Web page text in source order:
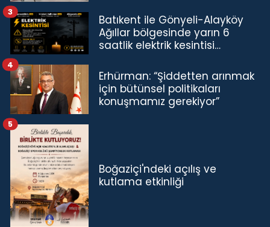
Batıkent ile Gönyeli-Alayköy
Ağıllar bölgesinde yarın 6
saatlik elektrik kesintisi…
3
Erhürman: “Şiddetten arınmak
için bütünsel politikaları
konuşmamız gerekiyor”
4
Boğaziçi'ndeki açılış ve
kutlama etkinliği
5